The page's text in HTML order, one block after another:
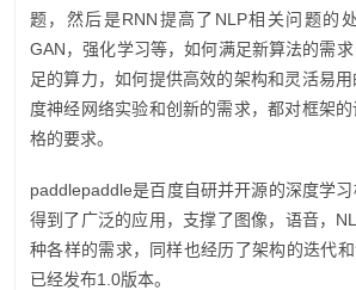
题，然后是RNN提高了NLP相关问题的
GAN，强化学习等，如何满足新算法的需
足的算力，如何提供高效的架构和灵活易
度神经网络实验和创新的需求，都对框架
格的要求。
paddlepaddle是百度自研并开源的深度学
得到了广泛的应用，支撑了图像，语音，
种各样的需求，同样也经历了架构的迭代
已经发布1.0版本。